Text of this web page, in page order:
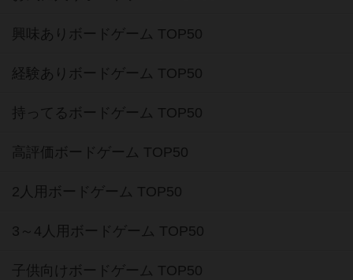
興味ありボードゲーム TOP50
経験ありボードゲーム TOP50
持ってるボードゲーム TOP50
高評価ボードゲーム TOP50
2人用ボードゲーム TOP50
3～4人用ボードゲーム TOP50
子供向けボードゲーム TOP50